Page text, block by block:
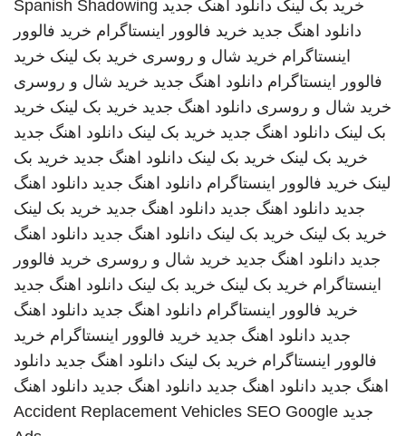
خرید بک لینک دانلود آهنگ جدید Spanish Shadowing
دانلود اهنگ جدید خرید فالوور اینستاگرام خرید فالوور
اینستاگرام خرید شال و روسری خرید بک لینک خرید
فالوور اینستاگرام دانلود اهنگ جدید خرید شال و روسری
خرید شال و روسری دانلود اهنگ جدید خرید بک لینک خرید
بک لینک دانلود اهنگ جدید خرید بک لینک دانلود اهنگ جدید
خرید بک لینک خرید بک لینک دانلود اهنگ جدید خرید بک
لینک خرید فالوور اینستاگرام دانلود اهنگ جدید دانلود اهنگ
جدید دانلود اهنگ جدید دانلود اهنگ جدید خرید بک لینک
خرید بک لینک خرید بک لینک دانلود اهنگ جدید دانلود اهنگ
جدید دانلود اهنگ جدید خرید شال و روسری خرید فالوور
اینستاگرام خرید بک لینک خرید بک لینک دانلود اهنگ جدید
خرید فالوور اینستاگرام دانلود اهنگ جدید دانلود اهنگ
جدید دانلود اهنگ جدید خرید فالوور اینستاگرام خرید
فالوور اینستاگرام خرید بک لینک دانلود اهنگ جدید دانلود
اهنگ جدید دانلود اهنگ جدید دانلود اهنگ جدید دانلود اهنگ
جدید
Accident Replacement Vehicles SEO Google